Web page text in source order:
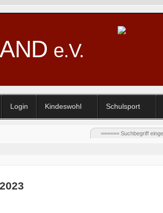
e.V.
Login Kindeswohl Schulsport